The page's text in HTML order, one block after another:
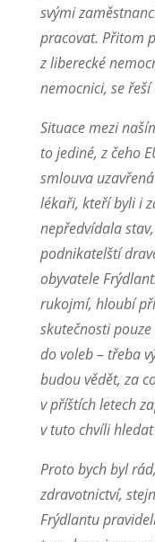
svými
pracovat. Přitom
z liberecké
nemocnici, se
Situace mezi
to jediné, z čeho
smlouva
lékaři, kteří byli i
nepředvídala
podnikatelští
obyvatele
rukojmí, hloubí
skutečnosti
do voleb – třeba
budou vědět, za
v příštích letech
v tuto chvíli
Proto bych byl
zdravotnictví,
Frýdlantu